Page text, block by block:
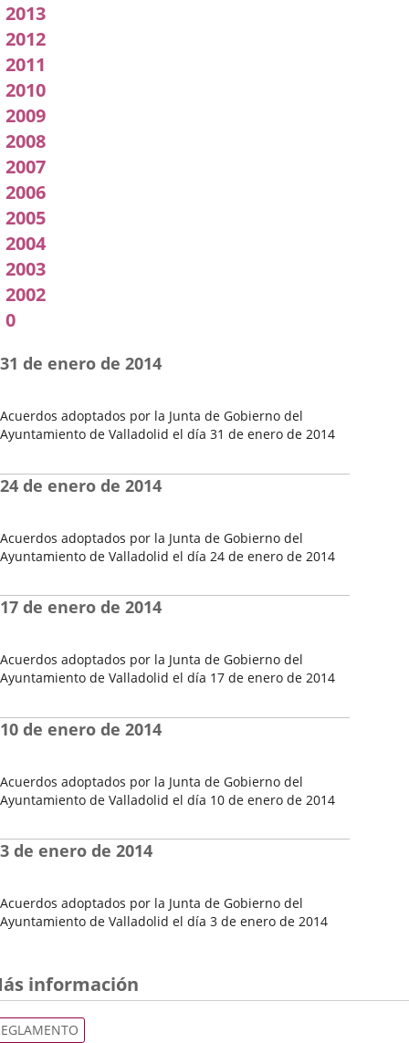
2013
2012
2011
2010
2009
2008
2007
2006
2005
2004
2003
2002
0
Acuerdos adoptados por la Junta de Gobierno del
Ayuntamiento de Valladolid el día 31 de enero de 2014
del
Pleno
31 de enero de 2014
Acuerdos adoptados por la Junta de Gobierno del
Ayuntamiento de Valladolid el día 24 de enero de 2014
del
Pleno
24 de enero de 2014
Acuerdos adoptados por la Junta de Gobierno del
Ayuntamiento de Valladolid el día 17 de enero de 2014
del
Pleno
17 de enero de 2014
Acuerdos adoptados por la Junta de Gobierno del
Ayuntamiento de Valladolid el día 10 de enero de 2014
del
Pleno
10 de enero de 2014
Acuerdos adoptados por la Junta de Gobierno del
Ayuntamiento de Valladolid el día 3 de enero de 2014
Pleno
3 de enero de 2014
información